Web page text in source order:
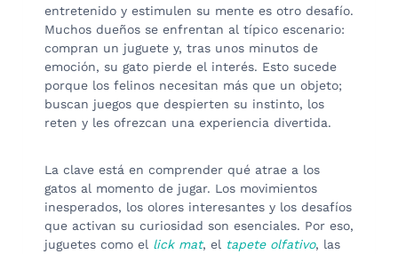
entretenido y estimulen su mente es otro desafío.
Muchos dueños se enfrentan al típico escenario:
compran un juguete y, tras unos minutos de
emoción, su gato pierde el interés. Esto sucede
porque los felinos necesitan más que un objeto;
buscan juegos que despierten su instinto, los
reten y les ofrezcan una experiencia divertida.
La clave está en comprender qué atrae a los
gatos al momento de jugar. Los movimientos
inesperados, los olores interesantes y los desafíos
que activan su curiosidad son esenciales. Por eso,
juguetes como el lick mat, el tapete olfativo, las